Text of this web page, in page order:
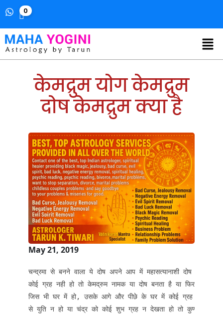
0
केमद्रुम योग केमद्रुम
दोष केमद्रुम क्या है
May 21, 2019
चन्द्रमा से बनने वाला ये दोष अपने आप में महासत्यानाशी दोष है यदि
कोई ग्रह नही हो तो केमद्रुम नामक या दोष बनता है या फिर आप
जिस भी घर में हो, उसके आगे और पीछे के घर में कोई ग्रह न हो। इसके
से युति न हो या चंद्र को कोई शुभ ग्रह न देखता हो तो कुण्डली में